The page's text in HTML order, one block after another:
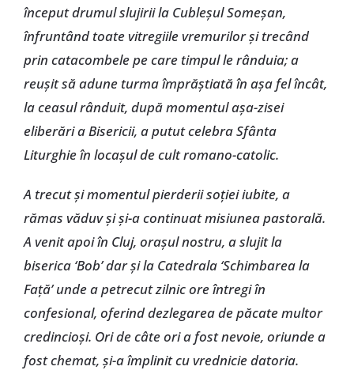
început drumul slujirii la Cubleşul Someşan,
înfruntând toate vitregiile vremurilor şi trecând
prin catacombele pe care timpul le rânduia; a
reuşit să adune turma împrăştiată în aşa fel încât,
la ceasul rânduit, după momentul aşa-zisei
eliberări a Bisericii, a putut celebra Sfânta
Liturghie în locaşul de cult romano-catolic.
A trecut şi momentul pierderii soţiei iubite, a
rămas văduv şi şi-a continuat misiunea pastorală.
A venit apoi în Cluj, oraşul nostru, a slujit la
biserica ‘Bob’ dar şi la Catedrala ‘Schimbarea la
Faţă’ unde a petrecut zilnic ore întregi în
confesional, oferind dezlegarea de păcate multor
credincioşi. Ori de câte ori a fost nevoie, oriunde a
fost chemat, şi-a împlinit cu vrednicie datoria.